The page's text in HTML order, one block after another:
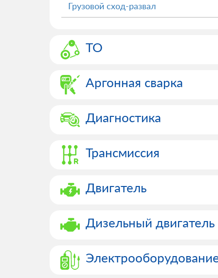
Грузовой сход-развал
ТО
Аргонная сварка
Диагностика
Трансмиссия
Двигатель
Дизельный двигатель